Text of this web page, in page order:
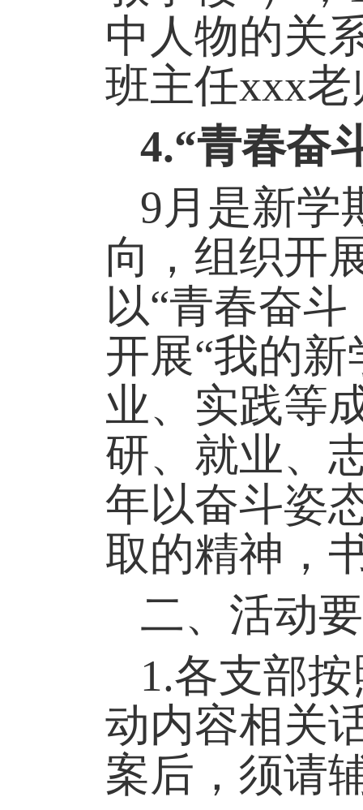
中人物的关
班主任xxx老
4.“青春奋
9月是新学
向， 组织开
以“青春奋斗
开展“我的新
业、实践等
研、就业、
年以奋斗姿
取的精神，
二、活动
1.各支部
动内容相关
案后，须请